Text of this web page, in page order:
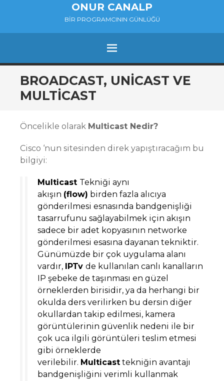
ONUR CANALP
BIR PROGRAMCININ GÜNLÜĞÜ
MENU
SKIP
TO
CONTENT
BROADCAST, UNICAST VE
MULTICAST
Öncelikle olarak Multicast Nedir?
Cisco ‘nun sitesinden direk yapıştıracağım bu
bilgiyi:
Multicast Tekniği aynı
akışın (flow) birden fazla alıcıya
gönderilmesi esnasında bandgenişliği
tasarrufunu sağlayabilmek için akışın
sadece bir adet kopyasının networke
gönderilmesi esasına dayanan tekniktir.
Günümüzde bir çok uygulama alanı
vardır, IPTv de kullanılan canlı kanalların
IP şebeke de taşınması en güzel
örneklerden birisidir, ya da herhangi bir
okulda ders verilirken bu dersin diğer
okullardan takip edilmesi, kamera
görüntülerinin güvenlik nedeni ile bir
çok uca ilgili görüntüleri teslim etmesi
gibi örneklerde
verilebilir. Multicast tekniğin avantajı
bandgenişliğini verimli kullanmak